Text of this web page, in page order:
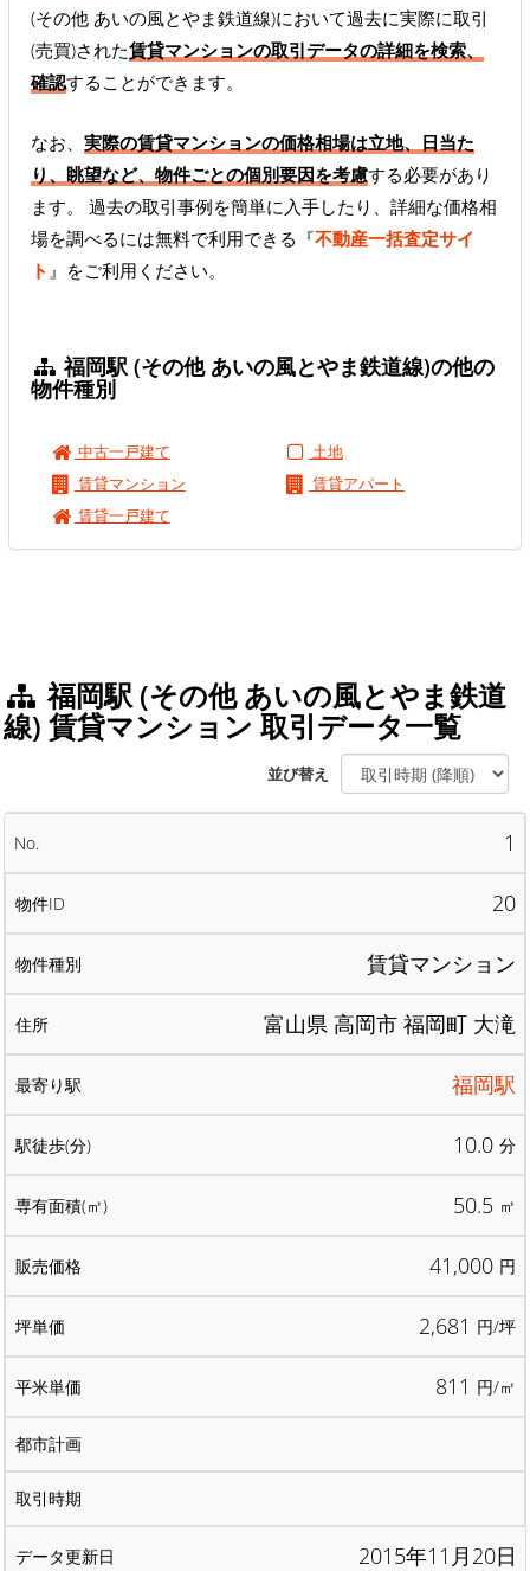
(その他 あいの風とやま鉄道線)において過去に実際に取引
(売買)された賃貸マンションの取引データの詳細を検索、
確認することができます。
なお、 実際の賃貸マンションの価格相場は立地、日当た
り、眺望など、物件ごとの個別要因を考慮する必要があり
ます。 過去の取引事例を簡単に入手したり、詳細な価格相
場を調べるには無料で利用できる『不動産一括査定サイ
ト 』をご利用ください。
福岡駅 (その他 あいの風とやま鉄道線)の他の
物件種別
中古一戸建て
土地
賃貸マンション
賃貸アパート
賃貸一戸建て
福岡駅 (その他 あいの風とやま鉄道
線) 賃貸マンション 取引データ一覧
並び替え
1
20
賃貸マンション
富山県 高岡市 福岡町 大滝
福岡駅
10.0 分
50.5 ㎡
41,000 円
2,681 円/坪
811 円/㎡
2015年11月20日